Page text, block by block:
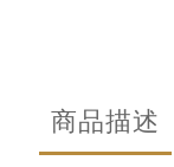
商品描述